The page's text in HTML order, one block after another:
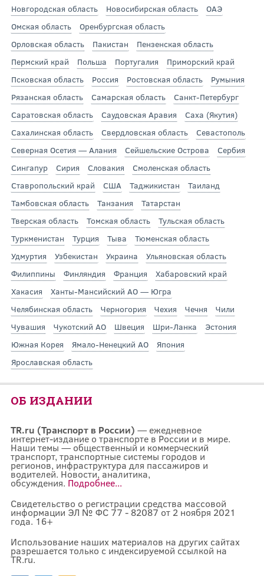
Новгородская область
Новосибирская область
ОАЭ
Омская область
Оренбургская область
Орловская область
Пакистан
Пензенская область
Пермский край
Польша Португалия
Приморский край
Псковская область
Россия Ростовская область
Румыния
Рязанская область
Самарская область
Санкт-Петербург
Саратовская область
Саудовская Аравия
Саха (Якутия)
Сахалинская область
Свердловская область
Севастополь
Северная Осетия — Алания
Сейшельские Острова
Сербия
Сингапур
Сирия Словакия
Смоленская область
Ставропольский край
США Таджикистан
Таиланд
Тамбовская область
Танзания
Татарстан
Тверская область
Томская область
Тульская область
Туркменистан
Турция Тыва
Тюменская область
Удмуртия
Узбекистан Украина
Ульяновская область
Филиппины
Финляндия Франция
Хабаровский край
Хакасия
Ханты-Мансийский АО — Югра
Челябинская область
Черногория Чехия Чечня
Чили
Чувашия
Чукотский АО Швеция Шри-Ланка
Эстония
Южная Корея
Ямало-Ненецкий АО
Япония
Ярославская область
ОБ ИЗДАНИИ
TR.ru (Транспорт в России) — ежедневное
интернет-издание о транспорте в России и в мире.
Наши темы — общественный и коммерческий
транспорт, транспортные системы городов и
регионов, инфраструктура для пассажиров и
водителей. Новости, аналитика,
обсуждения. Подробнее...
Свидетельство о регистрации средства массовой
информации ЭЛ № ФС 77 - 82087 от 2 ноября 2021
года. 16+
Использование наших материалов на других сайтах
разрешается только с индексируемой ссылкой на
TR.ru.